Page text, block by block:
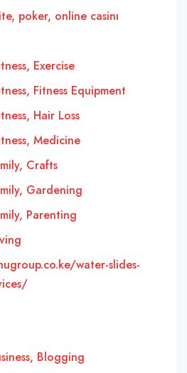
poker, online casinı
Exercise
Fitness Equipment
Hair Loss
Medicine
Crafts
Gardening
Parenting
water-slides-
Blogging